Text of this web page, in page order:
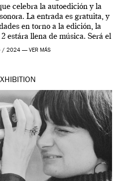
celebra la autoedición y la
La entrada es gratuita, y
en torno a la edición, la
estára llena de música. Será el
[…]
/ 2024 — VER MÁS